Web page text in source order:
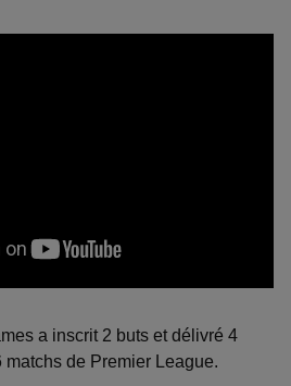
a inscrit 2 buts et délivré 4
de Premier League.